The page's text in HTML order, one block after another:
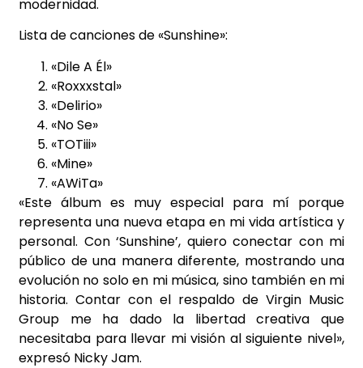
modernidad.
Lista de canciones de «Sunshine»:
«Dile A Él»
«Roxxxstal»
«Delirio»
«No Se»
«TOTiii»
«Mine»
«AWiTa»
«Este álbum es muy especial para mí porque
representa una nueva etapa en mi vida artística y
personal. Con ‘Sunshine’, quiero conectar con mi
público de una manera diferente, mostrando una
evolución no solo en mi música, sino también en mi
historia. Contar con el respaldo de Virgin Music
Group me ha dado la libertad creativa que
necesitaba para llevar mi visión al siguiente nivel»,
expresó Nicky Jam.